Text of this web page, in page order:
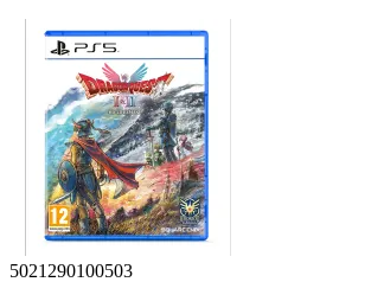
5021290100503